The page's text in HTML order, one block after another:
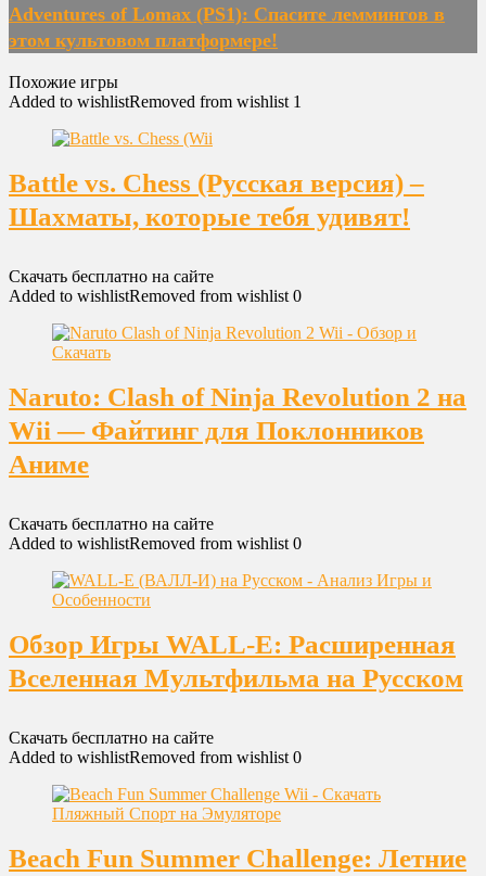
Adventures of Lomax (PS1): Спасите леммингов в
этом культовом платформере!
Похожие игры
Added to wishlistRemoved from wishlist 1
Battle vs. Chess (Русская версия) –
Шахматы, которые тебя удивят!
Скачать бесплатно на сайте
Added to wishlistRemoved from wishlist 0
Naruto: Clash of Ninja Revolution 2 на
Wii — Файтинг для Поклонников
Аниме
Скачать бесплатно на сайте
Added to wishlistRemoved from wishlist 0
Обзор Игры WALL-E: Расширенная
Вселенная Мультфильма на Русском
Скачать бесплатно на сайте
Added to wishlistRemoved from wishlist 0
Beach Fun Summer Challenge: Летние